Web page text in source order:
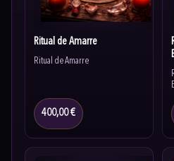
Ritual de Amarre
Ritual de Amarre
400,00 €